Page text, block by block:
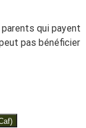
qui payent
pas bénéficier